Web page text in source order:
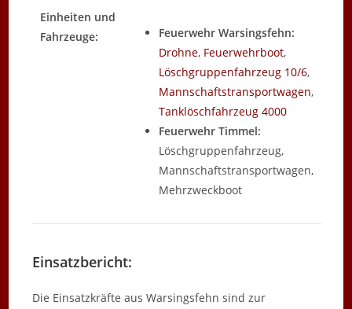
Einheiten und
Fahrzeuge:
Feuerwehr Warsingsfehn:
Drohne, Feuerwehrboot,
Löschgruppenfahrzeug 10/6,
Mannschaftstransportwagen,
Tanklöschfahrzeug 4000
Feuerwehr Timmel:
Löschgruppenfahrzeug,
Mannschaftstransportwagen,
Mehrzweckboot
Einsatzbericht:
Die Einsatzkräfte aus Warsingsfehn sind zur